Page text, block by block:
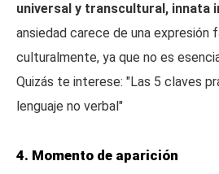
universal y transcultural, innata
ansiedad carece de una expresión
culturalmente, ya que no es
Quizás te interese: "Las 5 claves
lenguaje no verbal"
4. Momento de aparición